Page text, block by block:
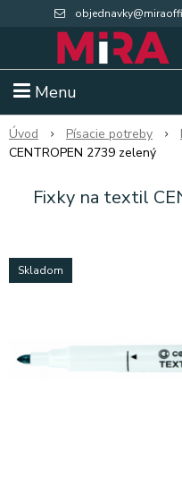
Menu
Extra výpredaj zásob
Úvod Písacie potreby
CENTROPEN 2739 zelený
Fixky na textil
Skladom